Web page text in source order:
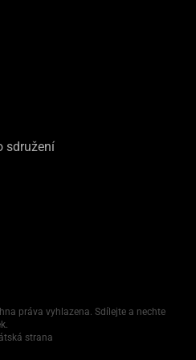
sdružení
práva vyhlazena. Sdílejte a nechte
strana